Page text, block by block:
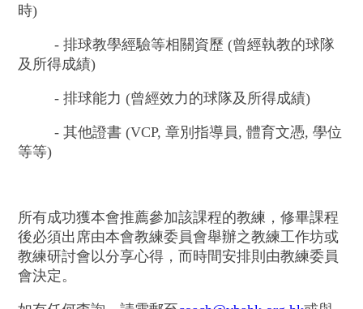
時)
- 排球教學經驗等相關資歷 (曾經執教的球隊
及所得成績)
- 排球能力 (曾經效力的球隊及所得成績)
- 其他證書 (VCP, 章別指導員, 體育文憑, 學位
等等)
所有成功獲本會推薦參加該課程的教練，修畢課程
後必須出席由本會教練委員會舉辦之教練工作坊或
教練研討會以分享心得，而時間安排則由教練委員
會決定。